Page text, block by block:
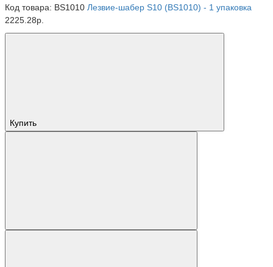
Код товара: BS1010 Лезвие-шабер S10 (BS1010) - 1 упаковка
2225.28р.
Купить